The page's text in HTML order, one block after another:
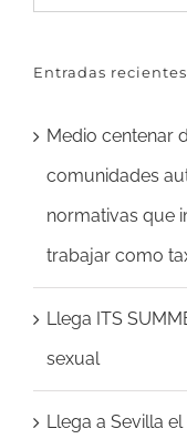
Entradas recientes
Medio centenar
comunidades
normativas que
trabajar como
Llega ITS
sexual
Llega a Sevilla